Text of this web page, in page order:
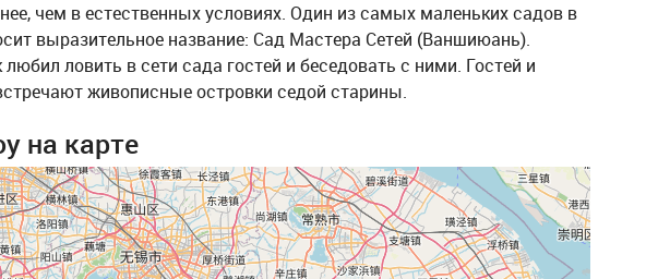
чем в естественных условиях. Один из самых маленьких садов в
выразительное название: Сад Мастера Сетей (Ваншиюань).
ловить в сети сада гостей и беседовать с ними. Гостей и
живописные островки седой старины.
на карте